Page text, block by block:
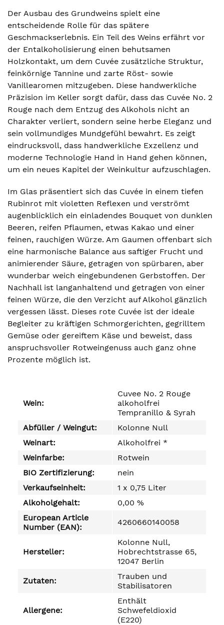
Der Ausbau des Grundweins spielt eine
entscheidende Rolle für das spätere
Geschmackserlebnis. Ein Teil des Weins erfährt vor
der Entalkoholisierung einen behutsamen
Holzkontakt, um dem Cuvée zusätzliche Struktur,
feinkörnige Tannine und zarte Röst- sowie
Vanillearomen mitzugeben. Diese handwerkliche
Präzision im Keller sorgt dafür, dass das Cuvée No. 2
Rouge nach dem Entzug des Alkohols nicht an
Charakter verliert, sondern seine herbe Eleganz und
sein vollmundiges Mundgefühl bewahrt. Es zeigt
eindrucksvoll, dass handwerkliche Exzellenz und
moderne Technologie Hand in Hand gehen können,
um ein neues Kapitel der Weinkultur aufzuschlagen.
Im Glas präsentiert sich das Cuvée in einem tiefen
Rubinrot mit violetten Reflexen und verströmt
augenblicklich ein einladendes Bouquet von dunklen
Beeren, reifen Pflaumen, etwas Kakao und einer
feinen, rauchigen Würze. Am Gaumen offenbart sich
eine harmonische Balance aus saftiger Frucht und
animierender Säure, getragen von spürbaren, aber
wunderbar weich eingebundenen Gerbstoffen. Der
Nachhall ist langanhaltend und getragen von einer
feinen Würze, die den Verzicht auf Alkohol gänzlich
vergessen lässt. Dieses rote Cuvée ist der ideale
Begleiter zu kräftigen Schmorgerichten, gegrilltem
Gemüse oder gereiftem Käse und beweist, dass
anspruchsvoller Rotweingenuss auch ganz ohne
Prozente möglich ist.
Wein:
Cuvee No. 2 Rouge
alkoholfrei
Tempranillo & Syrah
Abfüller / Weingut:
Kolonne Null
Weinart:
Alkoholfrei *
Weinfarbe:
Rotwein
BIO Zertifizierung:
nein
Verkaufseinheit:
1 x 0,75 Liter
Alkoholgehalt:
0,00 %
European Article
Number (EAN):
4260660140058
Hersteller:
Kolonne Null,
Hobrechtstrasse 65,
12047 Berlin
Zutaten:
Trauben und
Stabilisatoren
Allergene:
Enthält
Schwefeldioxid
(E220)